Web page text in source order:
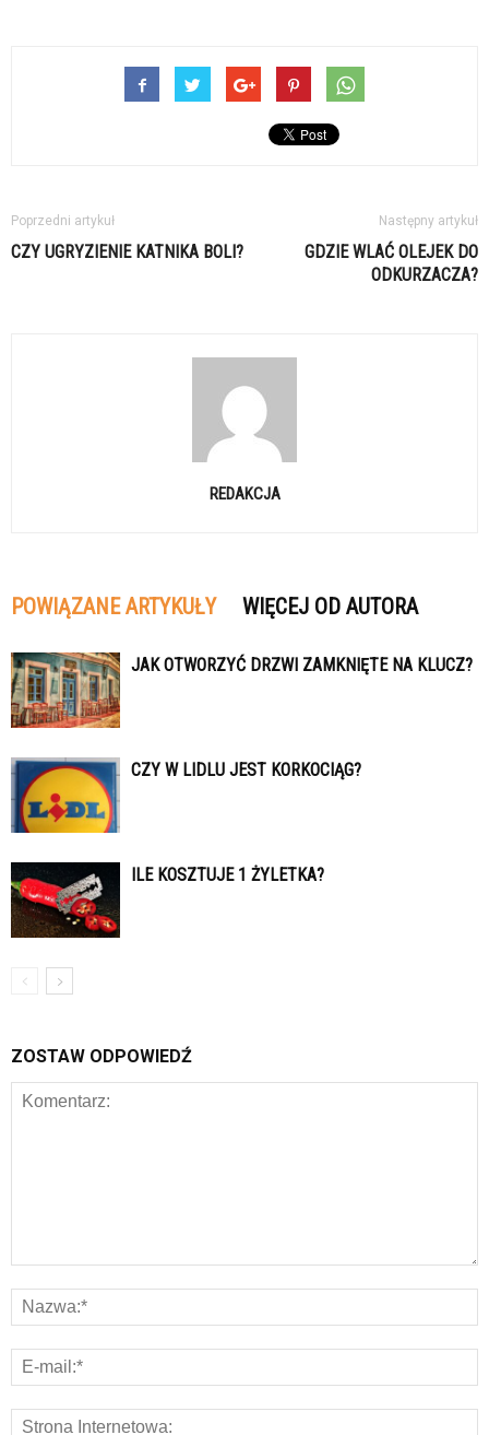
Poprzedni artykuł
CZY UGRYZIENIE KATNIKA BOLI?
Następny artykuł
GDZIE WLAĆ OLEJEK DO
ODKURZACZA?
REDAKCJA
POWIĄZANE ARTYKUŁY WIĘCEJ OD AUTORA
JAK OTWORZYĆ DRZWI ZAMKNIĘTE NA KLUCZ?
CZY W LIDLU JEST KORKOCIĄG?
ILE KOSZTUJE 1 ŻYLETKA?
ZOSTAW ODPOWIEDŹ